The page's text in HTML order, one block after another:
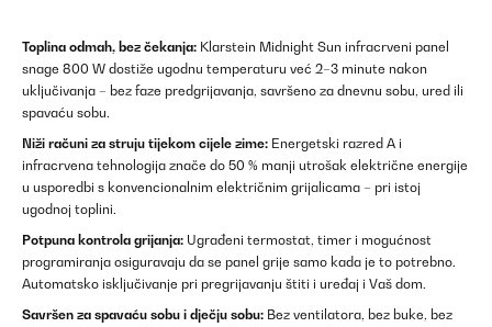
Toplina odmah, bez čekanja: Klarstein Midnight Sun infracrveni panel
snage 800 W dostiže ugodnu temperaturu već 2–3 minute nakon
uključivanja – bez faze predgrijavanja, savršeno za dnevnu sobu, ured ili
spavaću sobu.
Niži računi za struju tijekom cijele zime: Energetski razred A i
infracrvena tehnologija znače do 50 % manji utrošak električne energije
u usporedbi s konvencionalnim električnim grijalicama – pri istoj
ugodnoj toplini.
Potpuna kontrola grijanja: Ugrađeni termostat, timer i mogućnost
programiranja osiguravaju da se panel grije samo kada je to potrebno.
Automatsko isključivanje pri pregrijavanju štiti i uređaj i Vaš dom.
Savršen za spavaću sobu i dječju sobu: Bez ventilatora, bez buke, bez